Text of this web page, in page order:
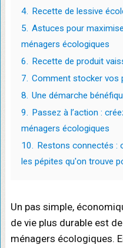
4. Recette de lessive
5. Astuces pour
ménagers écologiques
6. Recette de produit
7. Comment stocker vos
8. Une démarche
9. Passez à l’action :
ménagers écologiques
10. Restons connectés :
les pépites qu'on trouve
Un pas simple,
de vie plus durable est
ménagers écologiques.